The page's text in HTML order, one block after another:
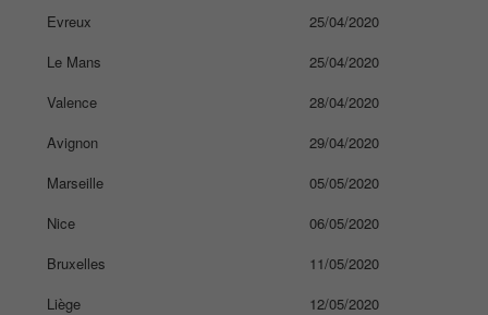
Evreux
25/04/2020
Le Mans
25/04/2020
Valence
28/04/2020
Avignon
29/04/2020
Marseille
05/05/2020
Nice
06/05/2020
Bruxelles
11/05/2020
Liège
12/05/2020